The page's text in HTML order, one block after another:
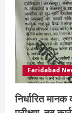
Faridabad
निर्धारित